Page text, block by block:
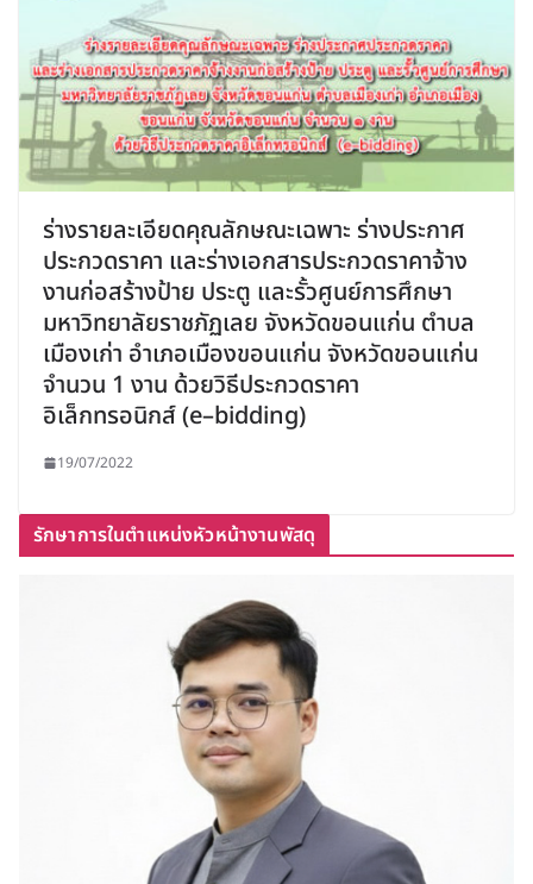
ร่างรายละเอียดคุณลักษณะเฉพาะ ร่างประกาศ
ประกวดราคา และร่างเอกสารประกวดราคาจ้าง
งานก่อสร้างป้าย ประตู และรั้วศูนย์การศึกษา
มหาวิทยาลัยราชภัฏเลย จังหวัดขอนแก่น ตำบล
เมืองเก่า อำเภอเมืองขอนแก่น จังหวัดขอนแก่น
จำนวน 1 งาน ด้วยวิธีประกวดราคา
อิเล็กทรอนิกส์ (e–bidding)
19/07/2022
รักษาการในตำแหน่งหัวหน้างานพัสดุ